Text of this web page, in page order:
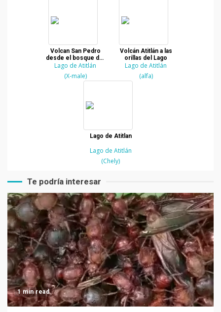
Volcan San Pedro
desde el bosque del
Volcán Atitlan
Lago de Atitlán
(X-male)
Volcán Atitlán a las
orillas del Lago
Lago de Atitlán
(alfa)
Lago de Atitlan
Lago de Atitlán
(Chely)
Te podría interesar
1 min read